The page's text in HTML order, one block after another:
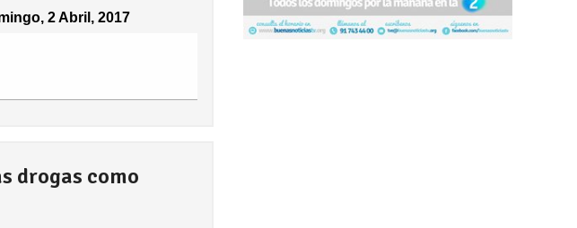
2 Abril, 2017
drogas como